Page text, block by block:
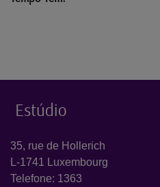
Estúdio
35, rue de Hollerich
L-1741 Luxembourg
Telefone: 1363